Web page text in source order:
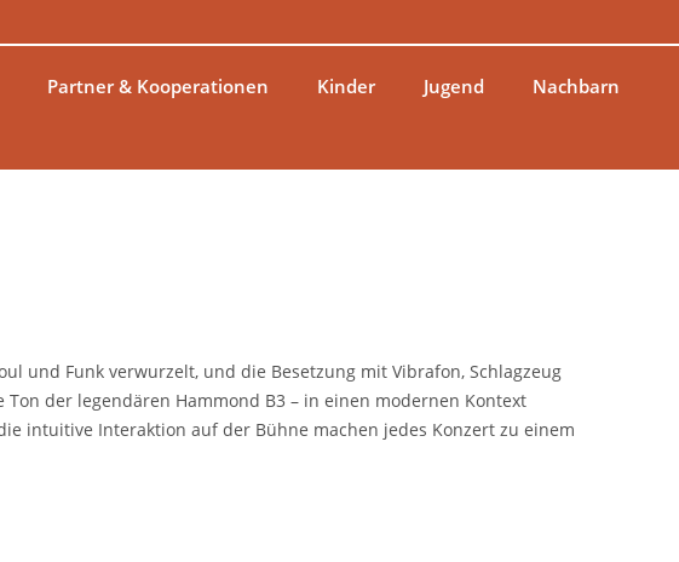
Partner & Kooperationen Kinder Jugend Nachbarn
und Funk verwurzelt, und die Besetzung mit Vibrafon, Schlagzeug
der legendären Hammond B3 – in einen modernen Kontext
intuitive Interaktion auf der Bühne machen jedes Konzert zu einem